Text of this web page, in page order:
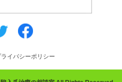
イバシーポリシー